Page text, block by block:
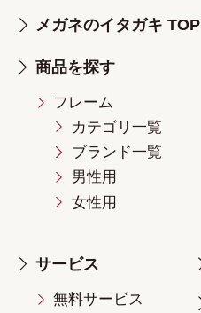
メガネのイタガキ TOP
商品を探す
フレーム
カテゴリ一覧
ブランド一覧
男性用
女性用
サービス
無料サービス